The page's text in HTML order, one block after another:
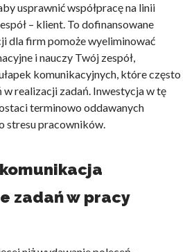
usprawnić współpracę na linii
– klient. To dofinansowane
dla firmpomoże wyeliminować
i nauczy Twój zespół,
komunikacyjnych, które często
realizacji zadań. Inwestycja w tę
terminowo oddawanych
stresu pracowników.
zadań w pracy